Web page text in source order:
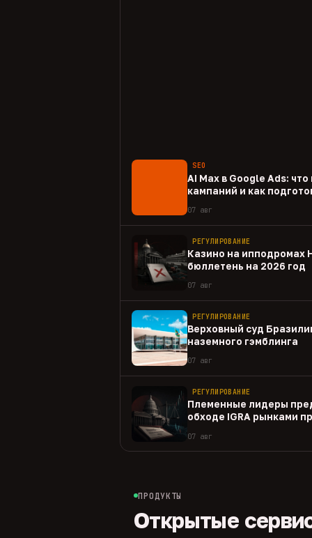
SEO
AI Max в Google Ads:
кампаний и как
07 авг
РЕГУЛИРОВАНИЕ
Казино на ипподромах
бюллетень на 2026 год
07 авг
РЕГУЛИРОВАНИЕ
Верховный суд
наземного гэмблинга
07 авг
РЕГУЛИРОВАНИЕ
Племенные лидеры
обходе IGRA рынками
07 авг
ПРОДУКТЫ
Открытые